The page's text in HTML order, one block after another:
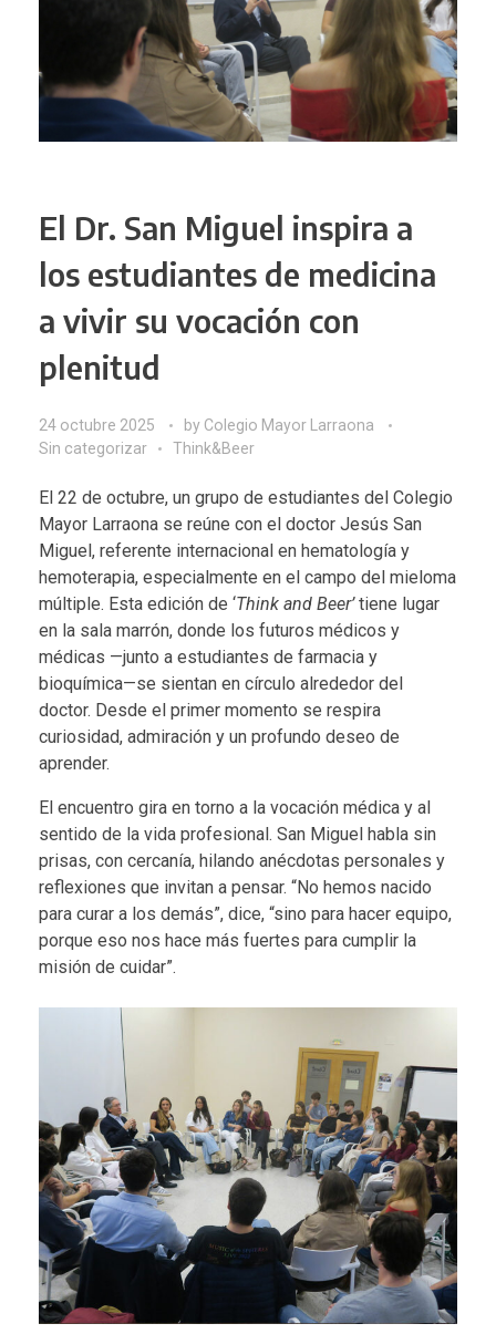
El Dr. San Miguel inspira a
los estudiantes de medicina
a vivir su vocación con
plenitud
24 octubre 2025 by Colegio Mayor Larraona
Sin categorizar
Think&Beer
El 22 de octubre, un grupo de estudiantes del Colegio
Mayor Larraona se reúne con el doctor Jesús San
Miguel, referente internacional en hematología y
hemoterapia, especialmente en el campo del mieloma
múltiple. Esta edición de ‘Think and Beer’tiene lugar
en la sala marrón, donde los futuros médicos y
médicas —junto a estudiantes de farmacia y
bioquímica—se sientan en círculo alrededor del
doctor. Desde el primer momento se respira
curiosidad, admiración y un profundo deseo de
aprender.
El encuentro gira en torno a la vocación médica y al
sentido de la vida profesional. San Miguel habla sin
prisas, con cercanía, hilando anécdotas personales y
reflexiones que invitan a pensar. “No hemos nacido
para curar a los demás”, dice, “sino para hacer equipo,
porque eso nos hace más fuertes para cumplir la
misión de cuidar”.